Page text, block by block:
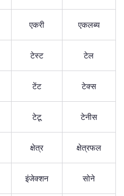
एकरी एकलब्य
टेस्ट टेल
टेंट टेक्स
टेटू टेनीस
क्षेत्र क्षेत्रफल
इंजेक्शन सोने